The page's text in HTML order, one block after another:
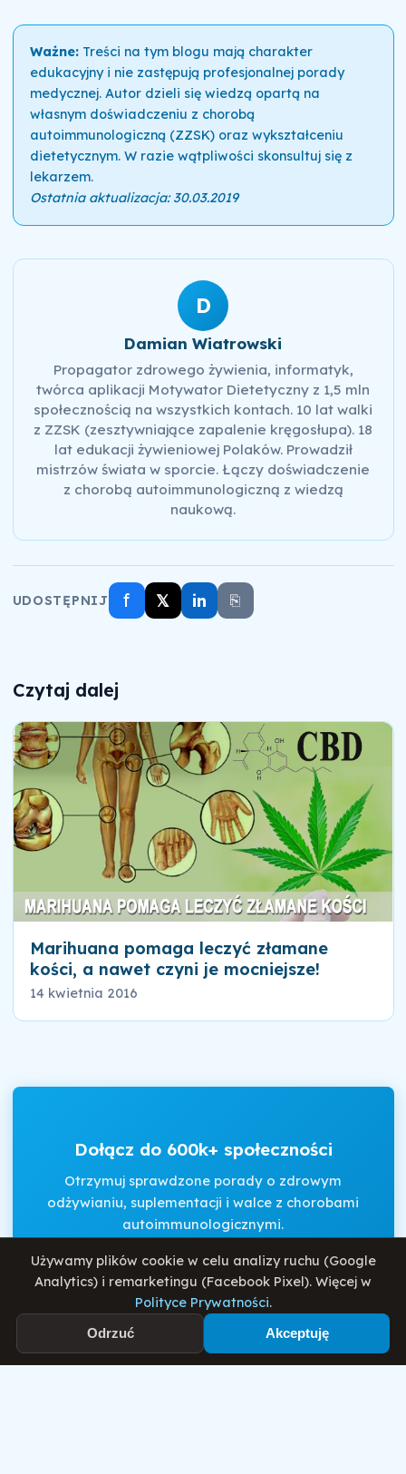
Ważne:Treści na tym blogu mają charakter
edukacyjny i nie zastępują profesjonalnej porady
medycznej. Autor dzieli się wiedzą opartą na
własnym doświadczeniu z chorobą
autoimmunologiczną (ZZSK) oraz wykształceniu
dietetycznym. W razie wątpliwości skonsultuj się z
lekarzem.
Ostatnia aktualizacja: 30.03.2019
D
Damian Wiatrowski
Propagator zdrowego żywienia, informatyk,
twórca aplikacji Motywator Dietetyczny z 1,5 mln
społecznością na wszystkich kontach. 10 lat walki
z ZZSK (zesztywniające zapalenie kręgosłupa). 18
lat edukacji żywieniowej Polaków. Prowadził
mistrzów świata w sporcie. Łączy doświadczenie
z chorobą autoimmunologiczną z wiedzą
naukową.
UDOSTĘPNIJ f 𝕏 in ⎘
Czytaj dalej
Marihuana pomaga leczyć złamane
kości, a nawet czyni je mocniejsze!
14 kwietnia 2016
Dołącz do 600k+ społeczności
Otrzymuj sprawdzone porady o zdrowym
odżywianiu, suplementacji i walce z chorobami
autoimmunologicznymi.
AkceptujęRegulaminiPolitykę Prywatności
Używamy plików cookie w celu analizy ruchu (Google
Analytics) i remarketingu (Facebook Pixel). Więcej w
Polityce Prywatności.
Odrzuć Akceptuję